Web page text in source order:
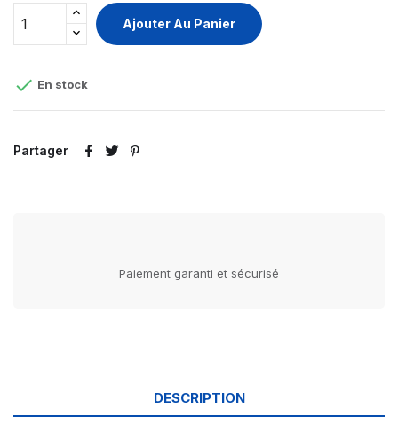
Ajouter Au Panier
 En stock
Partager
Paiement garanti et sécurisé
DESCRIPTION